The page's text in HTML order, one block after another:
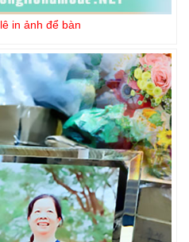
in ảnh để bàn